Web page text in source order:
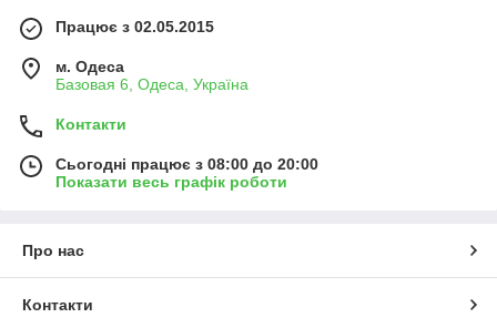
Працює з 02.05.2015
м. Одеса
Базовая 6, Одеса, Україна
Контакти
Сьогодні працює з 08:00 до 20:00
Показати весь графік роботи
Про нас
Контакти